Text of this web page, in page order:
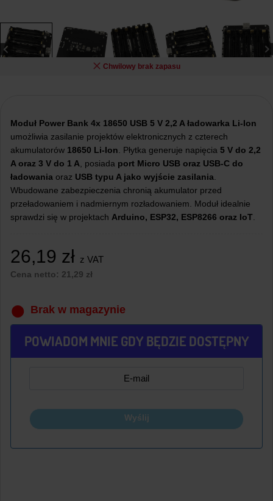
Chwilowy brak zapasu
Moduł Power Bank 4x 18650 USB 5 V 2,2 A ładowarka Li-Ion
umożliwia zasilanie projektów elektronicznych z czterech
akumulatorów 18650 Li-Ion . Płytka generuje napięcia 5 V do 2,2
A oraz 3 V do 1 A , posiada port Micro USB oraz USB-C do
ładowania oraz USB typu A jako wyjście zasilania
Wbudowane zabezpieczenia chronią akumulator przed
przeładowaniem i nadmiernym rozładowaniem. Moduł idealnie
sprawdzi się w projektach Arduino, ESP32, ESP8266 oraz IoT
26,19 zł z VAT
Cena netto: 21,29 zł
Brak w magazynie
POWIADOM MNIE GDY BĘDZIE DOSTĘPNY
Wyślij